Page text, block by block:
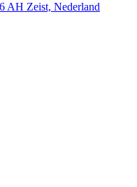
AH Zeist, Nederland